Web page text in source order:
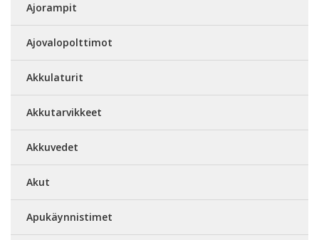
Ajorampit
Ajovalopolttimot
Akkulaturit
Akkutarvikkeet
Akkuvedet
Akut
Apukäynnistimet